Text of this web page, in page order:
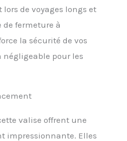
de voyages longs et
de fermeture à
la sécurité de vos
pour les
valise offrent une
impressionnante. Elles